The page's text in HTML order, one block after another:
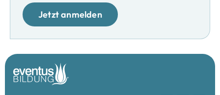
Jetzt anmelden